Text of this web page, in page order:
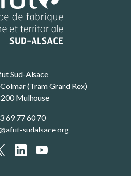
Sud-Alsace
(Tram Grand Rex)
Mulhouse
69 77 60 70
sudalsace.org